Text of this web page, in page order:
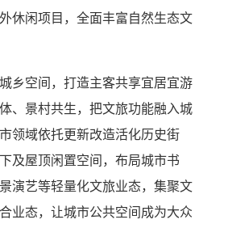
休闲项目，全面丰富自然生态文
乡空间，打造主客共享宜居宜游
、景村共生，把文旅功能融入城
领域依托更新改造活化历史街
及屋顶闲置空间，布局城市书
演艺等轻量化文旅业态，集聚文
业态，让城市公共空间成为大众